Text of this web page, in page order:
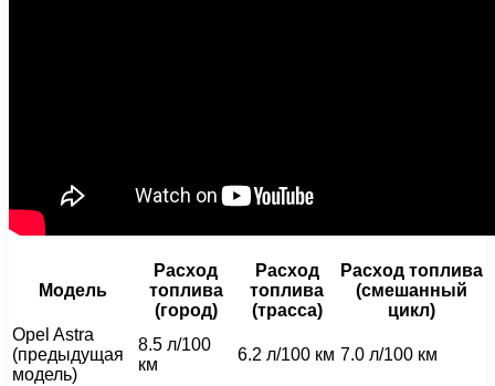
Модель
Расход
топлива
(город)
Расход
топлива
(трасса)
Расход топлива
(смешанный
цикл)
Opel Astra
(предыдущая
модель)
8.5 л/100
км
6.2 л/100 км 7.0 л/100 км